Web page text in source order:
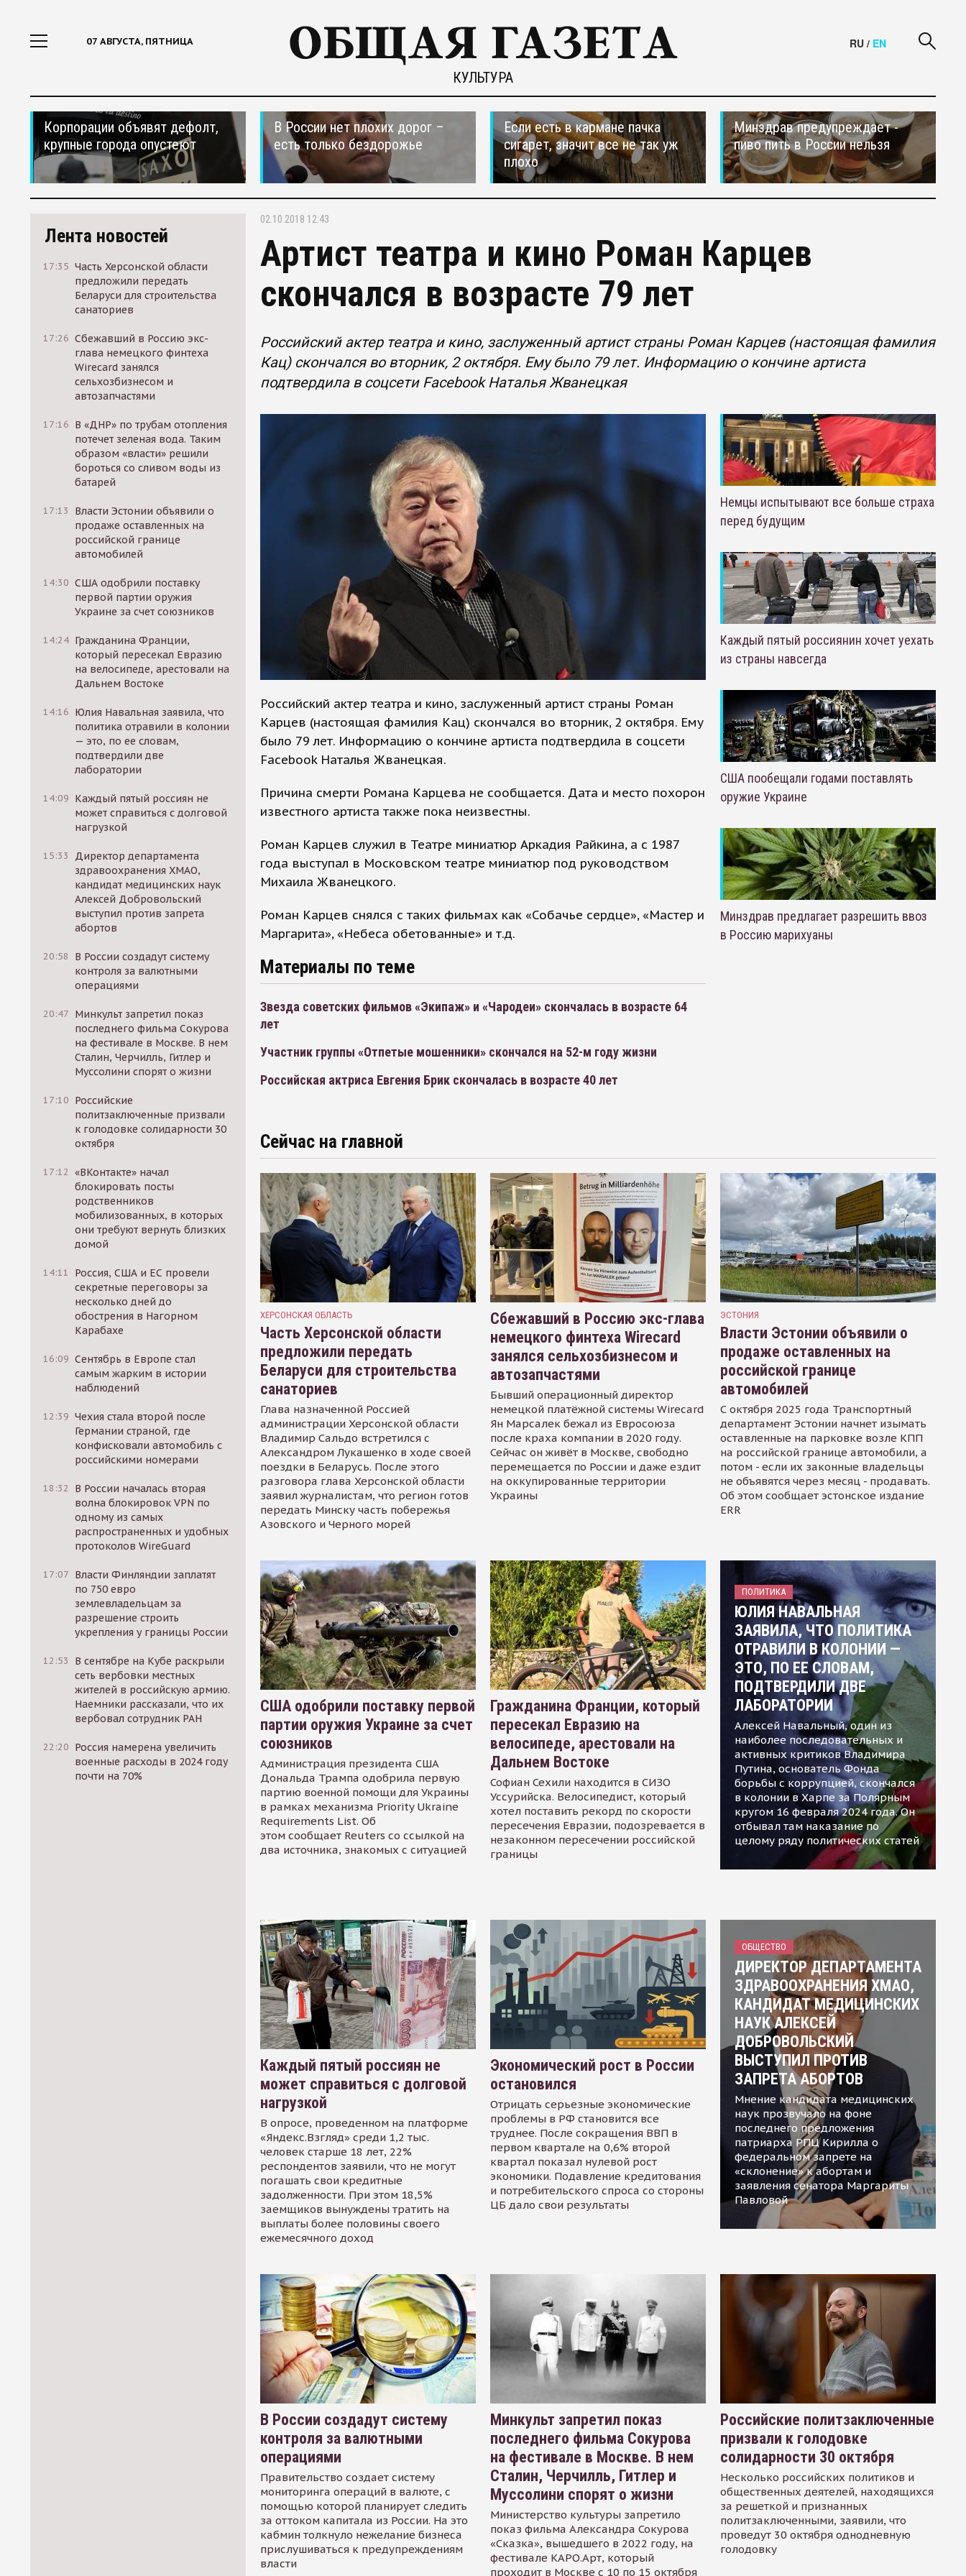
07 АВГУСТА, ПЯТНИЦА
КУЛЬТУРА
RU / EN
Корпорации объявят дефолт,
крупные города опустеют
В России нет плохих дорог –
есть только бездорожье
Если есть в кармане пачка
сигарет, значит все не так уж
плохо
Минздрав предупреждает -
пиво пить в России нельзя
Лента новостей
17:35 Часть Херсонской области
предложили передать
Беларуси для строительства
санаториев
17:26 Сбежавший в Россию экс-
глава немецкого финтеха
Wirecard занялся
сельхозбизнесом и
автозапчастями
17:16 В «ДНР» по трубам отопления
потечет зеленая вода. Таким
образом «власти» решили
бороться со сливом воды из
батарей
17:13
Власти Эстонии объявили о
продаже оставленных на
российской границе
автомобилей
14:30 США одобрили поставку
первой партии оружия
Украине за счет союзников
14:24 Гражданина Франции,
который пересекал Евразию
на велосипеде, арестовали на
Дальнем Востоке
14:16 Юлия Навальная заявила, что
политика отравили в колонии
— это, по ее словам,
подтвердили две
лаборатории
14:09 Каждый пятый россиян не
может справиться с долговой
нагрузкой
15:33
Директор департамента
здравоохранения ХМАО,
кандидат медицинских наук
Алексей Добровольский
выступил против запрета
абортов
20:58
В России создадут систему
контроля за валютными
операциями
20:47 Минкульт запретил показ
последнего фильма Сокурова
на фестивале в Москве. В нем
Сталин, Черчилль, Гитлер и
Муссолини спорят о жизни
17:10 Российские
политзаключенные призвали
к голодовке солидарности 30
октября
17:12 «ВКонтакте» начал
блокировать посты
родственников
мобилизованных, в которых
они требуют вернуть близких
домой
14:11
Россия, США и ЕС провели
секретные переговоры за
несколько дней до
обострения в Нагорном
Карабахе
16:09 Сентябрь в Европе стал
самым жарким в истории
наблюдений
12:39 Чехия стала второй после
Германии страной, где
конфисковали автомобиль с
российскими номерами
18:32
В России началась вторая
волна блокировок VPN по
одному из самых
распространенных и удобных
протоколов WireGuard
17:07 Власти Финляндии заплатят
по 750 евро
землевладельцам за
разрешение строить
укрепления у границы России
12:53
В сентябре на Кубе раскрыли
сеть вербовки местных
жителей в российскую армию.
Наемники рассказали, что их
вербовал сотрудник РАН
22:20 Россия намерена увеличить
военные расходы в 2024 году
почти на 70%
02.10.2018 12:43
Артист театра и кино Роман Карцев
скончался в возрасте 79 лет
Российский актер театра и кино, заслуженный артист страны Роман Карцев (настоящая фамилия
Кац) скончался во вторник, 2 октября. Ему было 79 лет. Информацию о кончине артиста
подтвердила в соцсети Facebook Наталья Жванецкая
Российский актер театра и кино, заслуженный артист страны Роман
Карцев (настоящая фамилия Кац) скончался во вторник, 2 октября. Ему
было 79 лет. Информацию о кончине артиста подтвердила в соцсети
Facebook Наталья Жванецкая.
Причина смерти Романа Карцева не сообщается. Дата и место похорон
известного артиста также пока неизвестны.
Роман Карцев служил в Театре миниатюр Аркадия Райкина, а с 1987
года выступал в Московском театре миниатюр под руководством
Михаила Жванецкого.
Роман Карцев снялся с таких фильмах как «Собачье сердце», «Мастер и
Маргарита», «Небеса обетованные» и т.д.
Материалы по теме
Звезда советских фильмов «Экипаж» и «Чародеи» скончалась в возрасте 64
лет
Участник группы «Отпетые мошенники» скончался на 52-м году жизни
Российская актриса Евгения Брик скончалась в возрасте 40 лет
Немцы испытывают все больше страха
перед будущим
Каждый пятый россиянин хочет уехать
из страны навсегда
США пообещали годами поставлять
оружие Украине
Минздрав предлагает разрешить ввоз
в Россию марихуаны
Сейчас на главной
ХЕРСОНСКАЯ ОБЛАСТЬ
Часть Херсонской области
предложили передать
Беларуси для строительства
санаториев
Глава назначенной Россией
администрации Херсонской области
Владимир Сальдо встретился с
Александром Лукашенко в ходе своей
поездки в Беларусь. После этого
разговора глава Херсонской области
заявил журналистам, что регион готов
передать Минску часть побережья
Азовского и Черного морей
Сбежавший в Россию экс-глава
немецкого финтеха Wirecard
занялся сельхозбизнесом и
автозапчастями
Бывший операционный директор
немецкой платёжной системы Wirecard
Ян Марсалек бежал из Евросоюза
после краха компании в 2020 году.
Сейчас он живёт в Москве, свободно
перемещается по России и даже ездит
на оккупированные территории
Украины
ЭСТОНИЯ
Власти Эстонии объявили о
продаже оставленных на
российской границе
автомобилей
С октября 2025 года Транспортный
департамент Эстонии начнет изымать
оставленные на парковке возле КПП
на российской границе автомобили, а
потом - если их законные владельцы
не объявятся через месяц - продавать.
Об этом сообщает эстонское издание
ERR
США одобрили поставку первой
партии оружия Украине за счет
союзников
Администрация президента США
Дональда Трампа одобрила первую
партию военной помощи для Украины
в рамках механизма Priority Ukraine
Requirements List. Об
этом сообщает Reuters со ссылкой на
два источника, знакомых с ситуацией
Гражданина Франции, который
пересекал Евразию на
велосипеде, арестовали на
Дальнем Востоке
Софиан Сехили находится в СИЗО
Уссурийска. Велосипедист, который
хотел поставить рекорд по скорости
пересечения Евразии, подозревается в
незаконном пересечении российской
границы
ПОЛИТИКА
ЮЛИЯ НАВАЛЬНАЯ
ЗАЯВИЛА, ЧТО ПОЛИТИКА
ОТРАВИЛИ В КОЛОНИИ —
ЭТО, ПО ЕЕ СЛОВАМ,
ПОДТВЕРДИЛИ ДВЕ
ЛАБОРАТОРИИ
Алексей Навальный, один из
наиболее последовательных и
активных критиков Владимира
Путина, основатель Фонда
борьбы с коррупцией, скончался
в колонии в Харпе за Полярным
кругом 16 февраля 2024 года. Он
отбывал там наказание по
целому ряду политических статей
Каждый пятый россиян не
может справиться с долговой
нагрузкой
В опросе, проведенном на платформе
«Яндекс.Взгляд» среди 1,2 тыс.
человек старше 18 лет, 22%
респондентов заявили, что не могут
погашать свои кредитные
задолженности. При этом 18,5%
заемщиков вынуждены тратить на
выплаты более половины своего
ежемесячного доход
Экономический рост в России
остановился
Отрицать серьезные экономические
проблемы в РФ становится все
труднее. После сокращения ВВП в
первом квартале на 0,6% второй
квартал показал нулевой рост
экономики. Подавление кредитования
и потребительского спроса со стороны
ЦБ дало свои результаты
ОБЩЕСТВО
ДИРЕКТОР ДЕПАРТАМЕНТА
ЗДРАВООХРАНЕНИЯ ХМАО,
КАНДИДАТ МЕДИЦИНСКИХ
НАУК АЛЕКСЕЙ
ДОБРОВОЛЬСКИЙ
ВЫСТУПИЛ ПРОТИВ
ЗАПРЕТА АБОРТОВ
Мнение кандидата медицинских
наук прозвучало на фоне
последнего предложения
патриарха РПЦ Кирилла о
федеральном запрете на
«склонение» к абортам и
заявления сенатора Маргариты
Павловой
В России создадут систему
контроля за валютными
операциями
Правительство создает систему
мониторинга операций в валюте, с
помощью которой планирует следить
за оттоком капитала из России. На это
кабмин толкнуло нежелание бизнеса
прислушиваться к предупреждениям
власти
Минкульт запретил показ
последнего фильма Сокурова
на фестивале в Москве. В нем
Сталин, Черчилль, Гитлер и
Муссолини спорят о жизни
Министерство культуры запретило
показ фильма Александра Сокурова
«Сказка», вышедшего в 2022 году, на
фестивале КАРО.Арт, который
проходит в Москве с 10 по 15 октября
Российские политзаключенные
призвали к голодовке
солидарности 30 октября
Несколько российских политиков и
общественных деятелей, находящихся
за решеткой и признанных
политзаключенными, заявили, что
проведут 30 октября однодневную
голодовку